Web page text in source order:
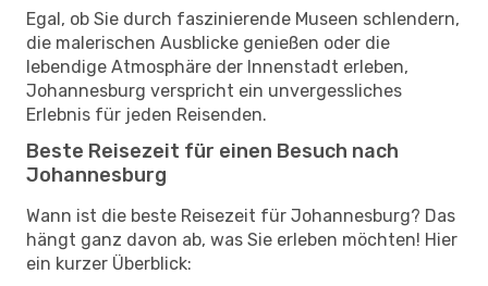
Egal, ob Sie durch faszinierende Museen schlendern,
die malerischen Ausblicke genießen oder die
lebendige Atmosphäre der Innenstadt erleben,
Johannesburg verspricht ein unvergessliches
Erlebnis für jeden Reisenden.
Beste Reisezeit für einen Besuch nach
Johannesburg
Wann ist die beste Reisezeit für Johannesburg? Das
hängt ganz davon ab, was Sie erleben möchten! Hier
ein kurzer Überblick: